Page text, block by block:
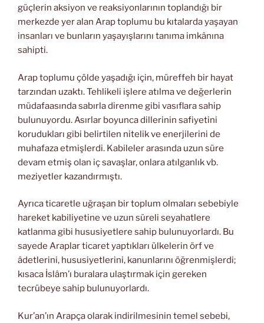
güçlerin aksiyon ve reaksiyonlarının toplandığı bir
merkezde yer alan Arap toplumu bu kıtalarda yaşayan
insanları ve bunların yaşayışlarını tanıma imkânına
sahipti.
Arap toplumu çölde yaşadığı için, müreffeh bir hayat
tarzından uzaktı. Tehlikeli işlere atılma ve değerlerin
müdafaasında sabırla direnme gibi vasıflara sahip
bulunuyordu. Asırlar boyunca dillerinin safiyetini
korudukları gibi belirtilen nitelik ve enerjilerini de
muhafaza etmişlerdi. Kabileler arasında uzun süre
devam etmiş olan iç savaşlar, onlara atılganlık vb.
meziyetler kazandırmıştı.
Ayrıca ticaretle uğraşan bir toplum olmaları sebebiyle
hareket kabiliyetine ve uzun süreli seyahatlere
katlanma gibi hususiyetlere sahip bulunuyorlardı. Bu
sayede Araplar ticaret yaptıkları ülkelerin örf ve
âdetlerini, hususiyetlerini, kanunlarını öğrenmişlerdi;
kısaca İslâm’ı buralara ulaştırmak için gereken
tecrübeye sahip bulunuyorlardı.
Kur’an’ın Arapça olarak indirilmesinin temel sebebi,